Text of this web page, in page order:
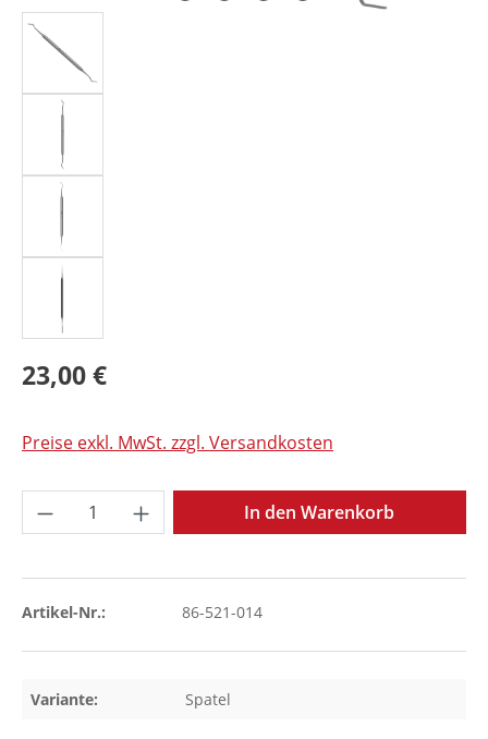
23,00 €
Preise exkl. MwSt. zzgl. Versandkosten
Produkt Anzahl: Gib den gewünschten
In den Warenkorb
Artikel-Nr.: 86-521-014
Variante: Spatel